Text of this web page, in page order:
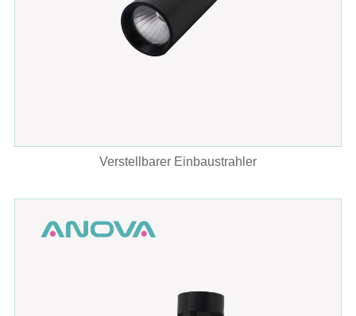
Verstellbarer Einbaustrahler